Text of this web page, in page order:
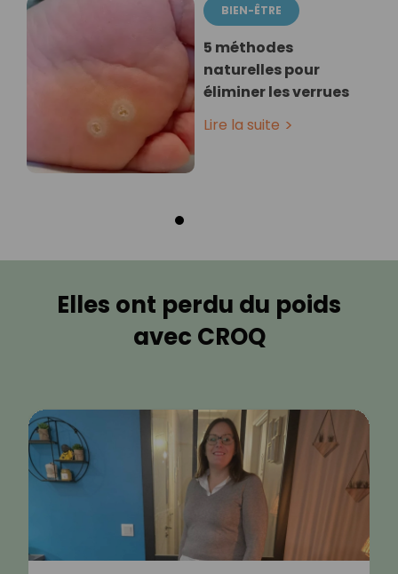
BIEN-ÊTRE
5 méthodes
naturelles pour
éliminer les verrues
Lire la suite
Elles ont perdu du poids
avec CROQ